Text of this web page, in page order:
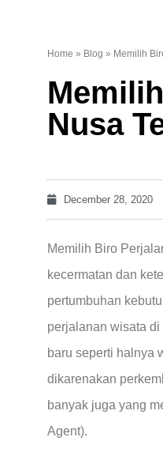
Home » Blog » Memilih
Nusa
December 28, 2020
Memilih Biro
kecermatan dan
pertumbuhan
perjalanan wisata
baru seperti halnya
dikarenakan
banyak juga yang
Agent).